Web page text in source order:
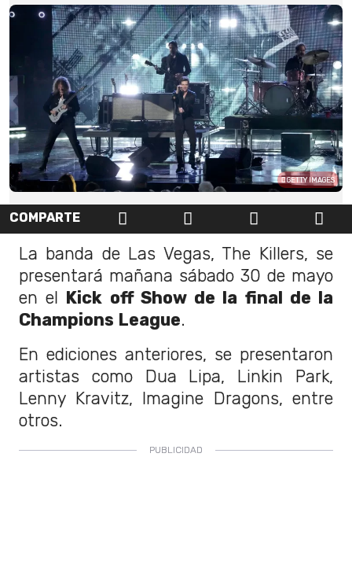
GETTY IMAGES
COMPARTE
La banda de Las Vegas, The Killers, se
presentará mañana sábado 30 de mayo
en el Kick off Show de la final de la
Champions League.
En ediciones anteriores, se presentaron
artistas como Dua Lipa, Linkin Park,
Lenny Kravitz, Imagine Dragons, entre
otros.